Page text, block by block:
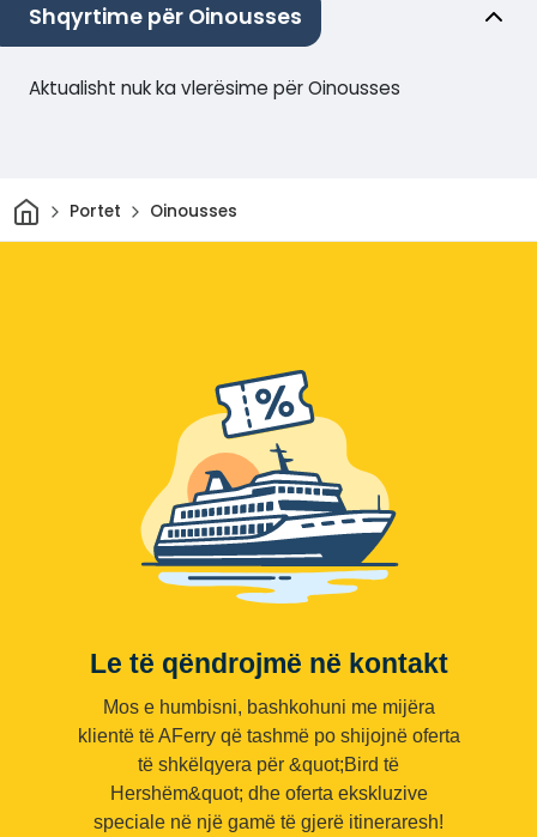
Shqyrtime për Oinousses
Aktualisht nuk ka vlerësime për Oinousses
ShtëpiPortet Oinousses
Le të qëndrojmë në kontakt
Mos e humbisni, bashkohuni me mijëra
klientë të AFerry që tashmë po shijojnë oferta
të shkëlqyera për &quot;Bird të
Hershëm&quot; dhe oferta ekskluzive
speciale në një gamë të gjerë itineraresh!